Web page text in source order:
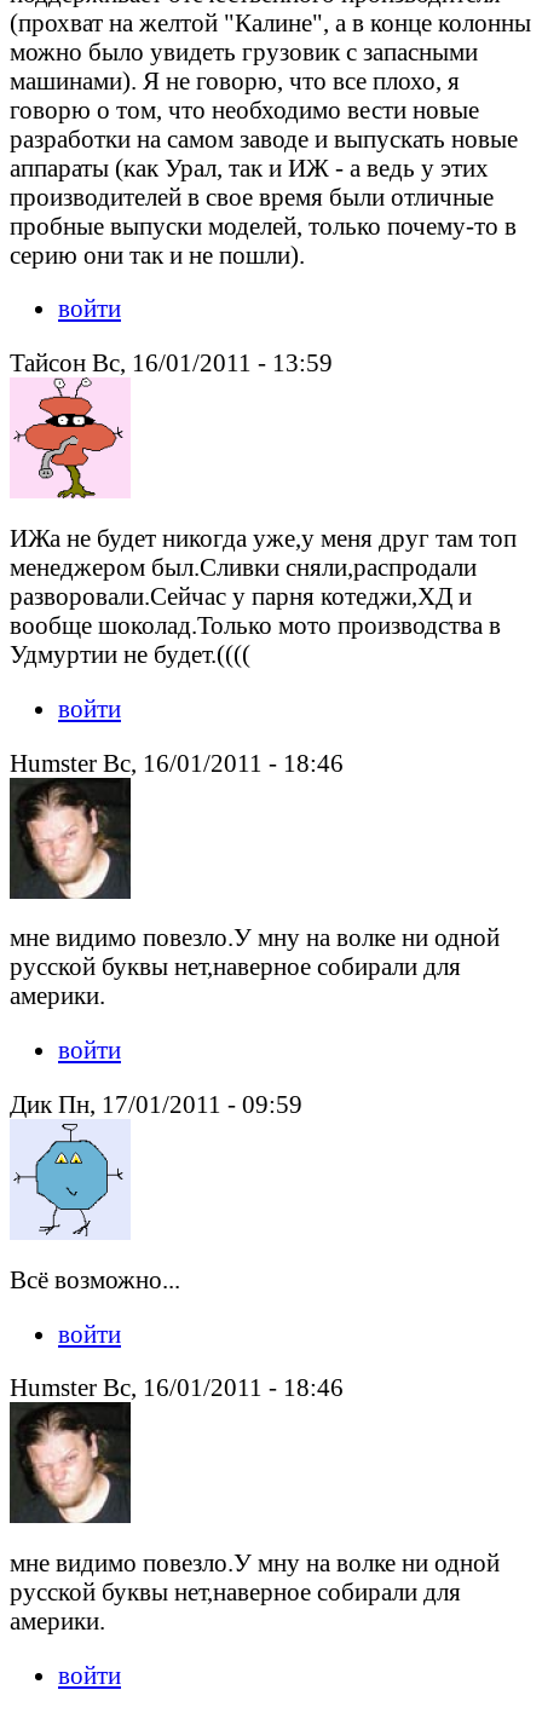
(прохват на желтой "Калине", а в конце колонны
можно было увидеть грузовик с запасными
машинами). Я не говорю, что все плохо, я
говорю о том, что необходимо вести новые
разработки на самом заводе и выпускать новые
аппараты (как Урал, так и ИЖ - а ведь у этих
производителей в свое время были отличные
пробные выпуски моделей, только почему-то в
серию они так и не пошли).
войти
Тайсон Вс, 16/01/2011 - 13:59
ИЖа не будет никогда уже,у меня друг там топ
менеджером был.Сливки сняли,распродали
разворовали.Сейчас у парня котеджи,ХД и
вообще шоколад.Только мото производства в
Удмуртии не будет.((((
войти
Humster Вс, 16/01/2011 - 18:46
мне видимо повезло.У мну на волке ни одной
русской буквы нет,наверное собирали для
америки.
войти
Дик Пн, 17/01/2011 - 09:59
Всё возможно...
войти
Humster Вс, 16/01/2011 - 18:46
мне видимо повезло.У мну на волке ни одной
русской буквы нет,наверное собирали для
америки.
войти